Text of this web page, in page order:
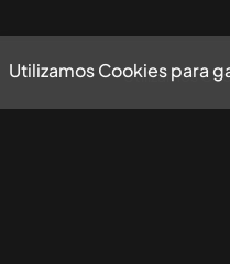
Utilizamos Cookies para
Utilizamos